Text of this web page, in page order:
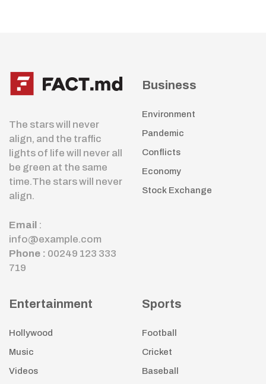
The stars will never
align, and the traffic
lights of life will never all
be green at the same
time.The stars will never
align.
Email :
info@example.com
Phone : 00249 123 333
719
Business
Environment
Pandemic
Conflicts
Economy
Stock Exchange
Entertainment
Hollywood
Music
Videos
Sports
Football
Cricket
Baseball